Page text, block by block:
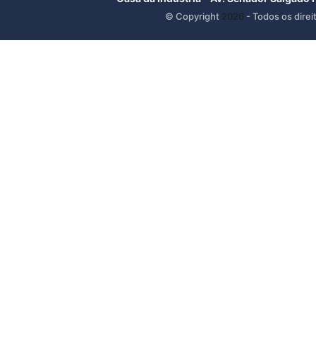
© Copyright 2026 - Todos os